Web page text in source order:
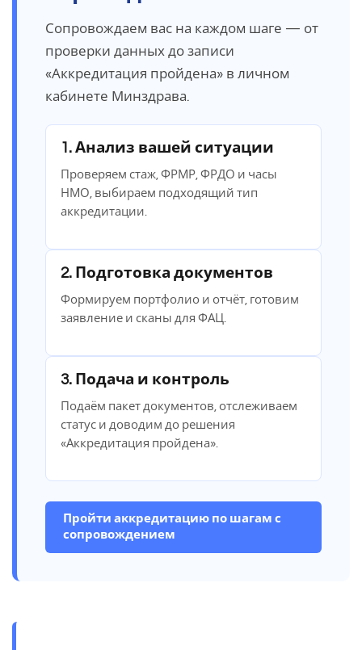
Сопровождаем вас на каждом шаге — от
проверки данных до записи
«Аккредитация пройдена» в личном
кабинете Минздрава.
1. Анализ вашей ситуации
Проверяем стаж, ФРМР, ФРДО и часы
НМО, выбираем подходящий тип
аккредитации.
2. Подготовка документов
Формируем портфолио и отчёт, готовим
заявление и сканы для ФАЦ.
3. Подача и контроль
Подаём пакет документов, отслеживаем
статус и доводим до решения
«Аккредитация пройдена».
Пройти аккредитацию по шагам с
сопровождением